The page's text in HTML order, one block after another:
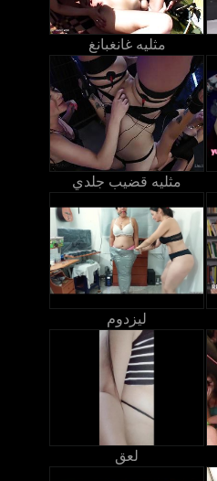
مثليه غانغبانغ
مثليه قضيب جلدي
ليزدوم
لعق